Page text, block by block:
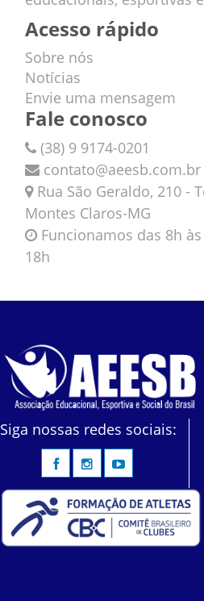
Acesso rápido
Sobre nós
Notícias
Envie uma mensagem
Fale conosco
(38) 9 9174-0201
contato@aeesb.com.br
Rua São Geraldo, 210 -
Montes Claros-MG
Funcionamos das 8h
18h
Siga nossas redes sociais: